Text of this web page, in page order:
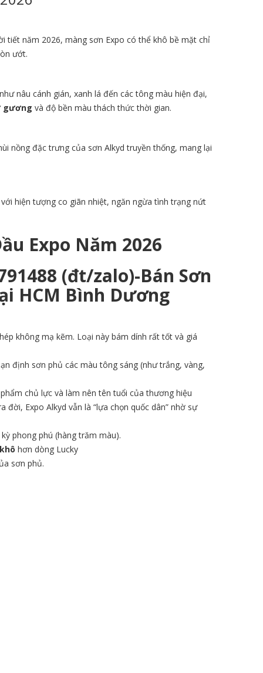
tiết năm 2026, màng sơn Expo có thể khô bề mặt chỉ
ướt.
nâu cánh gián, xanh lá đến các tông màu hiện đại,
gương và độ bền màu thách thức thời gian.
nồng đặc trưng của sơn Alkyd truyền thống, mang lại
hiện tượng co giãn nhiệt, ngăn ngừa tình trạng nứt
Expo Năm 2026
(đt/zalo)-Bán Sơn
HCM Bình Dương
không mạ kẽm. Loại này bám dính rất tốt và giá
định sơn phủ các màu tông sáng (như trắng, vàng,
chủ lực và làm nên tên tuổi của thương hiệu
Expo Alkyd vẫn là “lựa chọn quốc dân” nhờ sự
phong phú (hàng trăm màu).
hơn dòng Lucky
sơn phủ.